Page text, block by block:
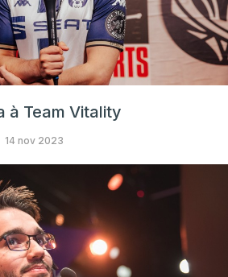
à Team Vitality
14 nov 2023